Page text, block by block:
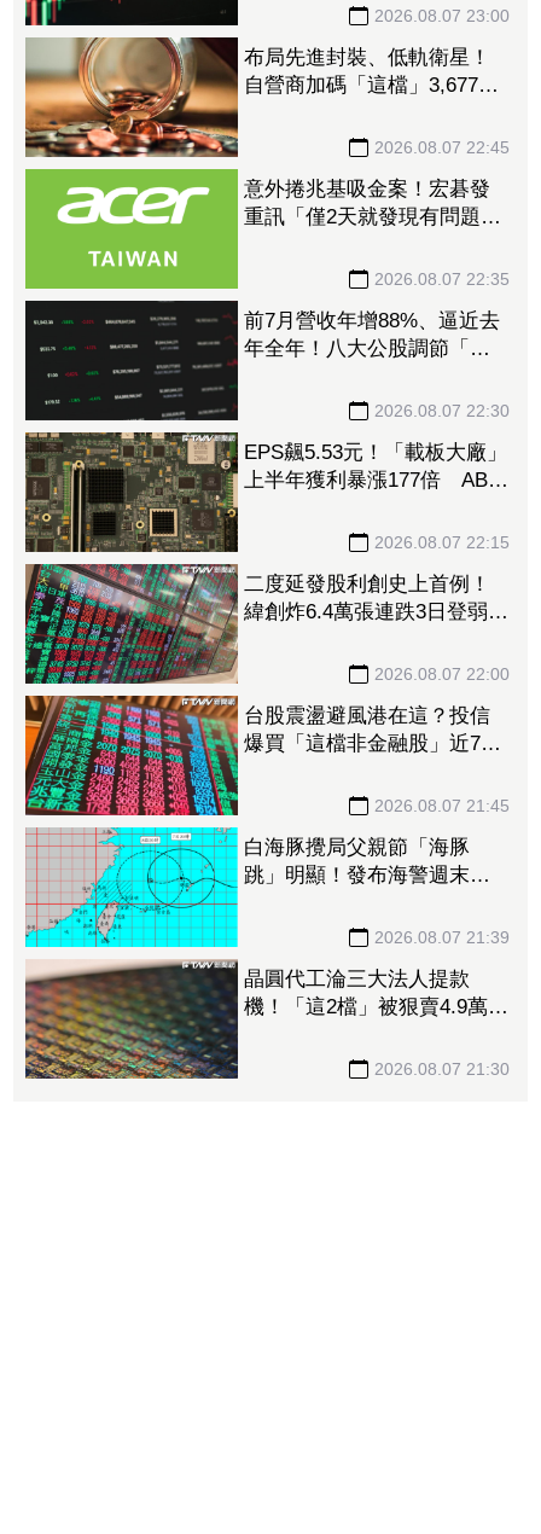
2026.08.07 23:00
布局先進封裝、低軌衛星！
自營商加碼「這檔」3,677萬
2026.08.07 22:45
意外捲兆基吸金案！宏碁發
重訊「僅2天就發現有問題」
2026.08.07 22:35
前7月營收年增88%、逼近去
年全年！八大公股調節「這
2026.08.07 22:30
EPS飆5.53元！「載板大廠」
上半年獲利暴漲177倍 ABF
2026.08.07 22:15
二度延發股利創史上首例！
緯創炸6.4萬張連跌3日登弱勢
2026.08.07 22:00
台股震盪避風港在這？投信
爆買「這檔非金融股」近7千
2026.08.07 21:45
白海豚攪局父親節「海豚
跳」明顯！發布海警週末影
2026.08.07 21:39
晶圓代工淪三大法人提款
機！「這2檔」被狠賣4.9萬
2026.08.07 21:30